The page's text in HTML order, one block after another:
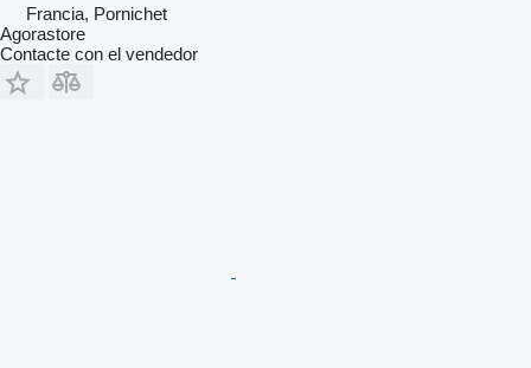
Francia, Pornichet
Agorastore
Contacte con el vendedor